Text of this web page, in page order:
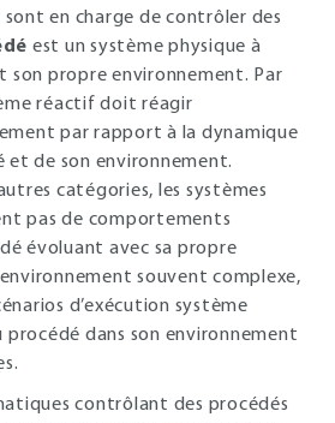
sont en charge de contrôler des
est un système physique à
son propre environnement. Par
réactif doit réagir
par rapport à la dynamique
et de son environnement.
catégories, les systèmes
pas de comportements
évoluant avec sa propre
souvent complexe,
d’exécution système
dans son environnement
contrôlant des procédés